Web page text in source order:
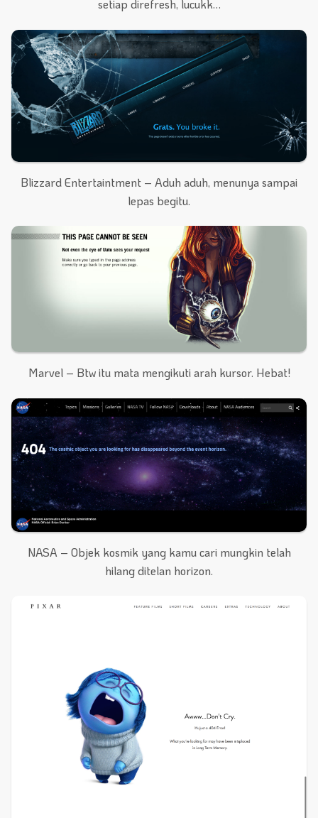
setiap direfresh, lucukk…
Blizzard Entertaintment – Aduh aduh, menunya sampai
lepas begitu.
Marvel – Btw itu mata mengikuti arah kursor. Hebat!
NASA – Objek kosmik yang kamu cari mungkin telah
hilang ditelan horizon.